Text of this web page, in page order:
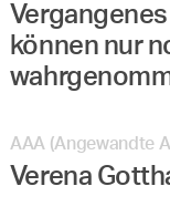
können nur
AAA (Angewandte
Verena